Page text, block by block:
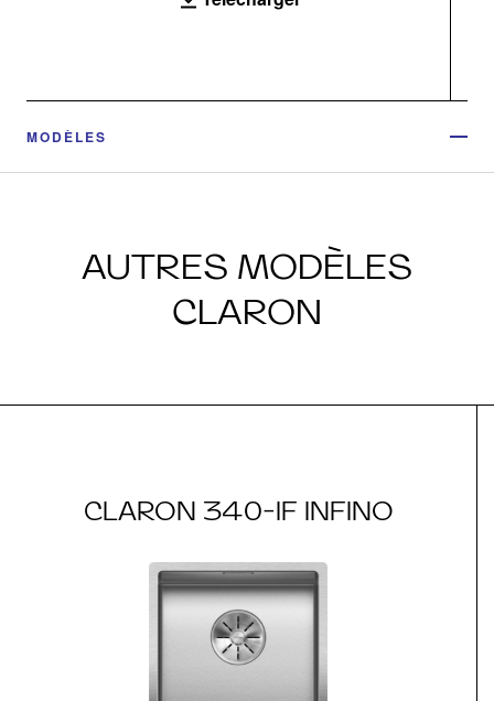
MODÈLES
AUTRES MODÈLES
CLARON
CLARON 340-IF INFINO